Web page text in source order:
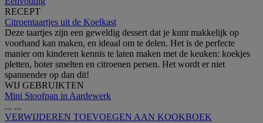
RECEPT
Citroentaartjes uit de Koelkast
Deze taartjes zijn een geweldig dessert dat je kunt makkelijk op
voorhand kan maken, en ideaal om te delen. Het is de perfecte
manier om kinderen kennis te laten maken met de keuken: koekjes
pletten, boter smelten en citroenen persen. Het wordt er niet
spannender op dan dit!
WIJ GEBRUIKTEN
Mini Stoofpan in Aardewerk
... ...
VERWIJDEREN TOEVOEGEN AAN KOOKBOEK